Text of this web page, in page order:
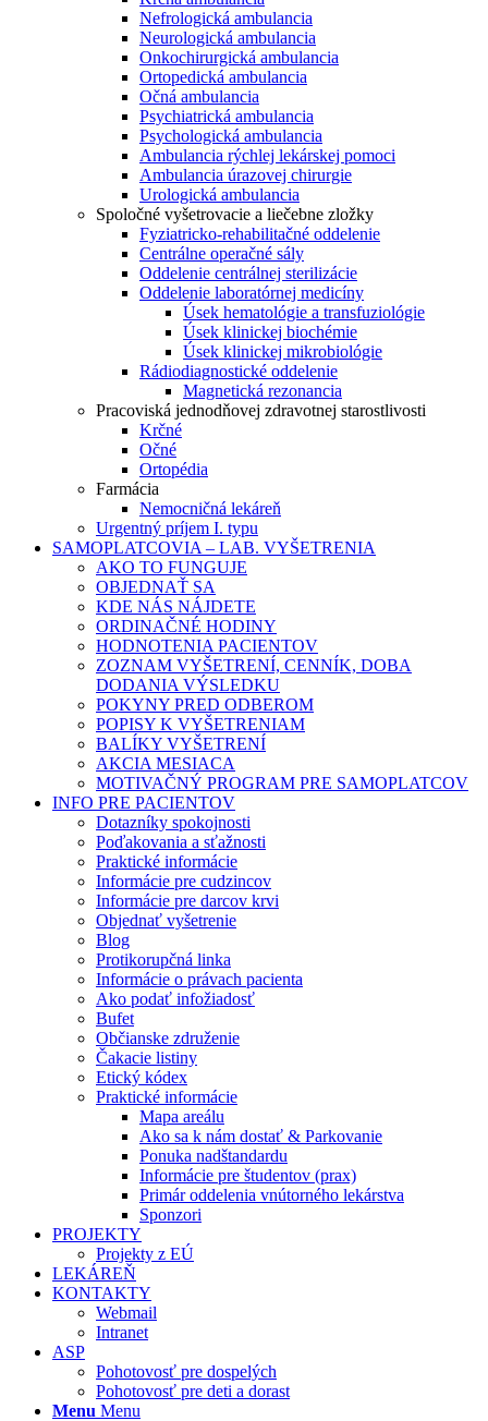
Nefrologická ambulancia
Neurologická ambulancia
Onkochirurgická ambulancia
Ortopedická ambulancia
Očná ambulancia
Psychiatrická ambulancia
Psychologická ambulancia
Ambulancia rýchlej lekárskej pomoci
Ambulancia úrazovej chirurgie
Urologická ambulancia
Spoločné vyšetrovacie a liečebne zložky
Fyziatricko-rehabilitačné oddelenie
Centrálne operačné sály
Oddelenie centrálnej sterilizácie
Oddelenie laboratórnej medicíny
Úsek hematológie a transfuziológie
Úsek klinickej biochémie
Úsek klinickej mikrobiológie
Rádiodiagnostické oddelenie
Magnetická rezonancia
Pracoviská jednodňovej zdravotnej starostlivosti
Krčné
Očné
Ortopédia
Farmácia
Nemocničná lekáreň
Urgentný príjem I. typu
SAMOPLATCOVIA – LAB. VYŠETRENIA
AKO TO FUNGUJE
OBJEDNAŤ SA
KDE NÁS NÁJDETE
ORDINAČNÉ HODINY
HODNOTENIA PACIENTOV
ZOZNAM VYŠETRENÍ, CENNÍK, DOBA
DODANIA VÝSLEDKU
POKYNY PRED ODBEROM
POPISY K VYŠETRENIAM
BALÍKY VYŠETRENÍ
AKCIA MESIACA
MOTIVAČNÝ PROGRAM PRE SAMOPLATCOV
INFO PRE PACIENTOV
Dotazníky spokojnosti
Poďakovania a sťažnosti
Praktické informácie
Informácie pre cudzincov
Informácie pre darcov krvi
Objednať vyšetrenie
Blog
Protikorupčná linka
Informácie o právach pacienta
Ako podať infožiadosť
Bufet
Občianske združenie
Čakacie listiny
Etický kódex
Praktické informácie
Mapa areálu
Ako sa k nám dostať & Parkovanie
Ponuka nadštandardu
Informácie pre študentov (prax)
Primár oddelenia vnútorného lekárstva
Sponzori
PROJEKTY
Projekty z EÚ
LEKÁREŇ
KONTAKTY
Webmail
Intranet
ASP
Pohotovosť pre dospelých
Pohotovosť pre deti a dorast
Menu Menu